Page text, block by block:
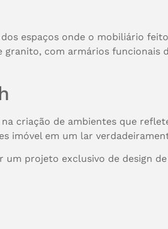
espaços onde o mobiliário
com armários funcionais
criação de ambientes que
imóvel em um lar
um projeto exclusivo de design